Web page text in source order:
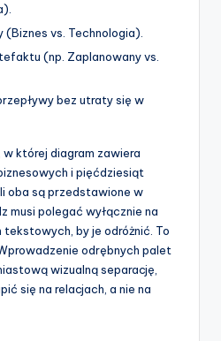
vs. Technologia).
(np. Zaplanowany vs.
bez utraty się w
której diagram zawiera
i pięćdziesiąt
oba są przedstawione w
musi polegać wyłącznie na
by je odróżnić. To
odrębnych palet
wizualną separację,
się na relacjach, a nie na